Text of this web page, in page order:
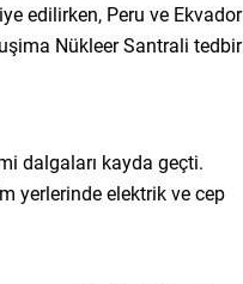
edilirken, Peru ve Ekvador
Nükleer Santrali tedbir
dalgaları kayda geçti.
yerlerinde elektrik ve cep